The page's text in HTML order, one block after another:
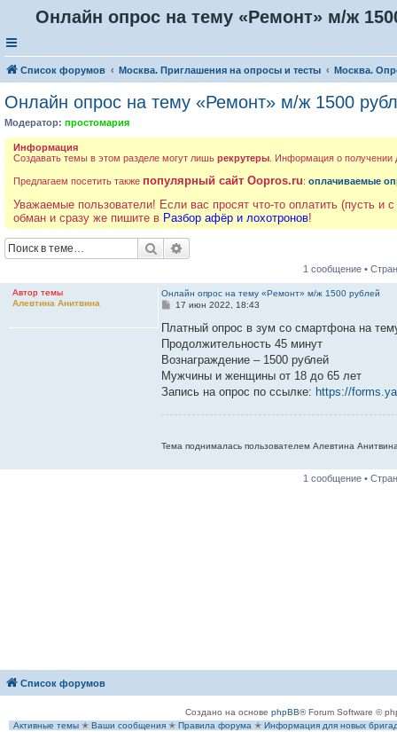
Онлайн опрос на тему «Ремонт» м/ж
Список форумов Москва. Приглашения на опросы и тесты Москва.
Онлайн опрос на тему «Ремонт» м/ж 1500
Модератор: простомария
Информация
Создавать темы в этом разделе могут лишь рекрутеры . Информация о получении
Предлагаем посетить также популярный сайт Oopros.ru: оплачиваемые
Уважаемые пользователи! Если вас просят что-то оплатить (пусть и
обман и сразу же пишите в Разбор афёр и лохотронов!
Поиск
1 сообщение •
Автор темы
Алевтина Анитвина
Онлайн опрос на тему «Ремонт» м/ж 1500 рублей
С
о
щ
е
и
е
17 июн 2022, 18:43
Платный опрос в зум со смартфона на
Продолжительность 45 минут
Вознаграждение – 1500 рублей
Мужчины и женщины от 18 до 65 лет
Запись на опрос по ссылке: https://
Тема поднималась пользователем Алевтина
1 сообщение •
Список форумов
Создано на основе phpBB® Forum Software ©
Активные темы ✭ Ваши сообщения ✭ Правила форума ✭ Информация для новых